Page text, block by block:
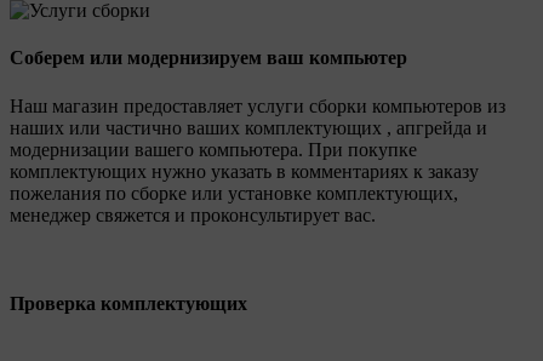
Соберем или модернизируем ваш компьютер
Наш магазин предоставляет услуги сборки компьютеров из
наших или частично ваших комплектующих , апгрейда и
модернизации вашего компьютера. При покупке
комплектующих нужно указать в комментариях к заказу
пожелания по сборке или установке комплектующих,
менеджер свяжется и проконсультирует вас.
Проверка комплектующих